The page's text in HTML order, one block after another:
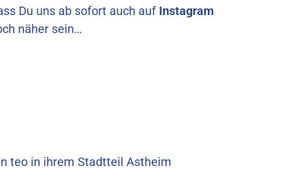
Du uns ab sofort auch auf Instagram
näher sein…
teo in ihrem Stadtteil Astheim